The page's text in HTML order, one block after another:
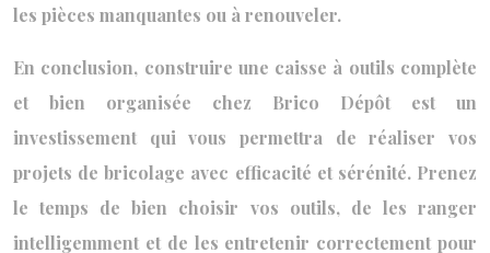
les pièces manquantes ou à renouveler.
En conclusion, construire une caisse à outils complète
et bien organisée chez Brico Dépôt est un
investissement qui vous permettra de réaliser vos
projets de bricolage avec efficacité et sérénité. Prenez
le temps de bien choisir vos outils, de les ranger
intelligemment et de les entretenir correctement pour